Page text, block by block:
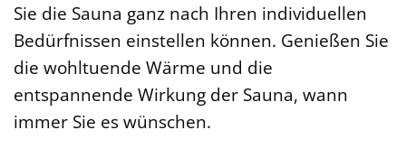
Sie die Sauna ganz nach Ihren individuellen
Bedürfnissen einstellen können. Genießen Sie
die wohltuende Wärme und die
entspannende Wirkung der Sauna, wann
immer Sie es wünschen.